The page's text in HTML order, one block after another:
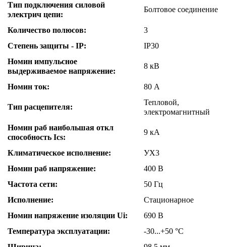
Тип подключения силовой
электрич цепи:
Болтовое соединение
Количество полюсов:
3
Степень защиты - IP:
IP30
Номин импульсное
выдерживаемое напряжение:
8 кВ
Номин ток: 80 А
Тип расцепителя:
Тепловой,
электромагнитный
Номин раб наибольшая откл
способность Ics:
9 кА
Климатическое исполнение:
УХ3
Номин раб напряжение:
400 В
Частота сети:
50 Гц
Исполнение:
Стационарное
Номин напряжение изоляции Ui:
690 В
Температура эксплуатации:
-30...+50 °C